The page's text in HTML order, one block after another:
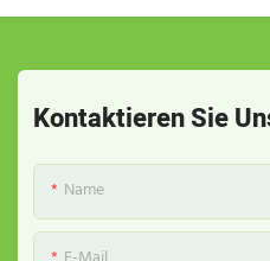
Sauerstoffschutz für aktive
Kontaktieren Sie
Name